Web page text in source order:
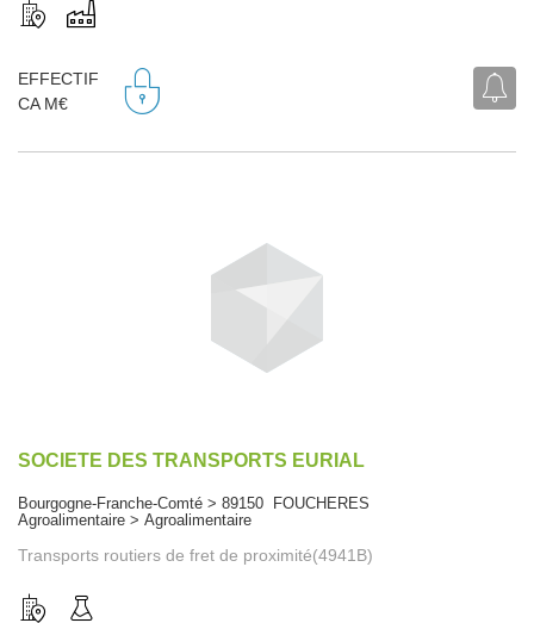
EFFECTIF
CA M€
SOCIETE DES TRANSPORTS EURIAL
Bourgogne-Franche-Comté > 89150 FOUCHERES
Agroalimentaire > Agroalimentaire
Transports routiers de fret de proximité(4941B)